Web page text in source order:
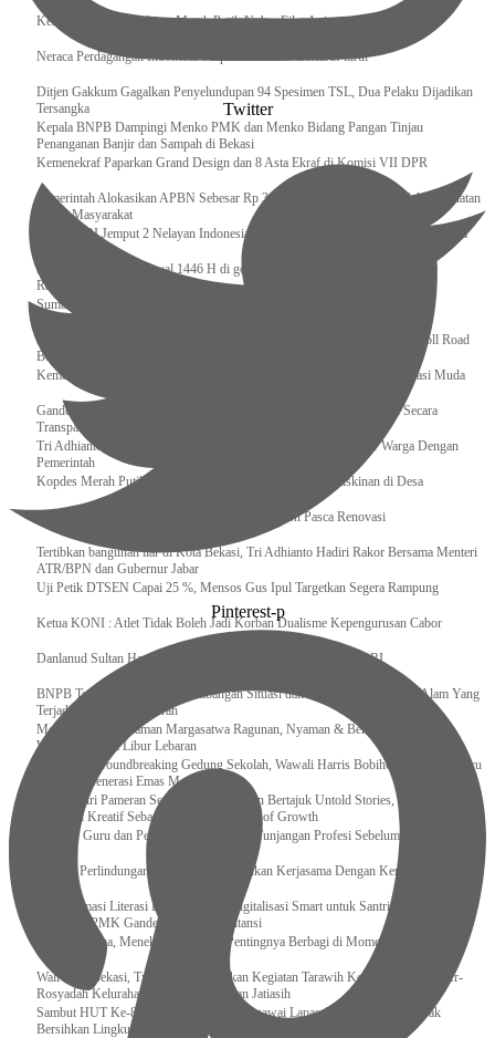
Kemenekraf Ajak Kabinet Merah Putih Nobar Film Animasi Jumbo
Neraca Perdagangan Indonesia Surplus 58 Bulan Berturut-turut
Ditjen Gakkum Gagalkan Penyelundupan 94 Spesimen TSL, Dua Pelaku Dijadikan
Tersangka
Kepala BNPB Dampingi Menko PMK dan Menko Bidang Pangan Tinjau
Penanganan Banjir dan Sampah di Bekasi
Kemenekraf Paparkan Grand Design dan 8 Asta Ekraf di Komisi VII DPR
Pemerintah Alokasikan APBN Sebesar Rp 3,4 Triliun untuk Program Cek Kesehatan
Gratis Masyarakat
Bakamla RI Jemput 2 Nelayan Indonesia di Perbatasan Terluar Indonesia Malaysia
Sidang Isbat Awal Syawal 1446 H di gelar oleh Kementerian Agama pada 29
Ramadan
Sumber Daya Adalah Tantangan Penanganan Darurat Bencana di Daerah
Dukung Kelancaran Lalu Lintas Libur Idul Fitri 1446h / 2025m, Waskita Toll Road
Berlakukan Diskon Tarif Sebesar 20%
Kemenekraf – Kemeninves Perkuat Sinergi Demi Lapangan Kerja Generasi Muda
Gandeng KPK , Gus Ipul Memastikan Penyaluran Bansos Dilakukan Secara
Transparan dan Tepat Sasaran
Tri Adhianto Katakan : Tarling Sebagai Sarana Komunikasi Antar Warga Dengan
Pemerintah
Kopdes Merah Putih Instrumen Penting Pengentasan Kemiskinan di Desa
Presiden, Prabowo Subianto Resmikan 17 Stadion Pasca Renovasi
Tertibkan bangunan liar di Kota Bekasi, Tri Adhianto Hadiri Rakor Bersama Menteri
ATR/BPN dan Gubernur Jabar
Uji Petik DTSEN Capai 25 %, Mensos Gus Ipul Targetkan Segera Rampung
Ketua KONI : Atlet Tidak Boleh Jadi Korban Dualisme Kepengurusan Cabor
Danlanud Sultan Hasanuddin Ikuti Exit Meeting Bersama BPK RI
BNPB Terus Memantau Perkembangan Situasi dan Penanganan Bencana Alam Yang
Terjadi di Beberapa Daerah
Menpar Pastikan Taman Margasatwa Ragunan, Nyaman & Bersih di Kunjungi
Wisatawan Saat Libur Lebaran
Resmikan Groundbreaking Gedung Sekolah, Wawali Harris Bobihoe : Tonggak Baru
Ciptakan Generasi Emas Masa Depan
Menghadiri Pameran Seni Meiro Collection Bertajuk Untold Stories, Irene Umar :
Ekonomi Kreatif Sebagai The New Engine of Growth
120.067 Guru dan Pengawas PAI Terima Tunjangan Profesi Sebelum Lebaran
Perkuat Perlindungan KI Kemenkum Sahkan Kerjasama Dengan Kemenbud
Transformasi Literasi Keuangan dan Digitalisasi Smart untuk Santri Produktif
Kemenko PMK Gandeng Beberapa Intansi
Peduli Sesama, Menekraf Tekankan Pentingnya Berbagi di Momen Ramadan
Wali Kota Bekasi, Tri Adhianto Lakukan Kegiatan Tarawih Keliling di Masjid Ar-
Rosyadah Kelurahan Jatirasa Kecamatan Jatiasih
Sambut HUT Ke-81 Kemerdekaan RI, Pegawai Lapas Gunungsitoli Kompak
Bersihkan Lingkungan Kantor
Twitter
Pinterest-p